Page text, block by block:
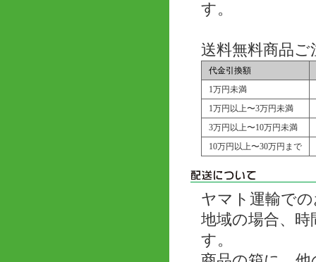
す。
送料無料商品ご
代金引換額
1万円未満
1万円以上〜3万円未満
3万円以上〜10万円未満
10万円以上〜30万円まで
ヤマト運輸で
地域の場合、
す。